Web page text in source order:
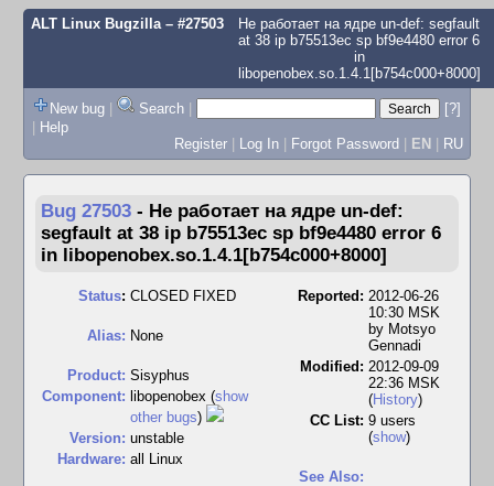
ALT Linux Bugzilla– #27503
Не работает на ядре un-def: segfault
at 38 ip b75513ec sp bf9e4480 error 6
in
libopenobex.so.1.4.1[b754c000+8000]
New bug | Search |
[?]
| Help
Register | Log In | Forgot Password | EN | RU
Bug 27503 - Не работает на ядре un-def:
segfault at 38 ip b75513ec sp bf9e4480 error 6
in libopenobex.so.1.4.1[b754c000+8000]
Status: CLOSED FIXED
Alias: None
Product: Sisyphus
Component: libopenobex (show
other bugs)
Version: unstable
Hardware: all Linux
Reported: 2012-06-26
10:30 MSK
by Motsyo
Gennadi
Modified: 2012-09-09
22:36 MSK
(History)
CC List: 9 users
(show)
See Also: